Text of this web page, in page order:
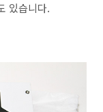
있습니다.